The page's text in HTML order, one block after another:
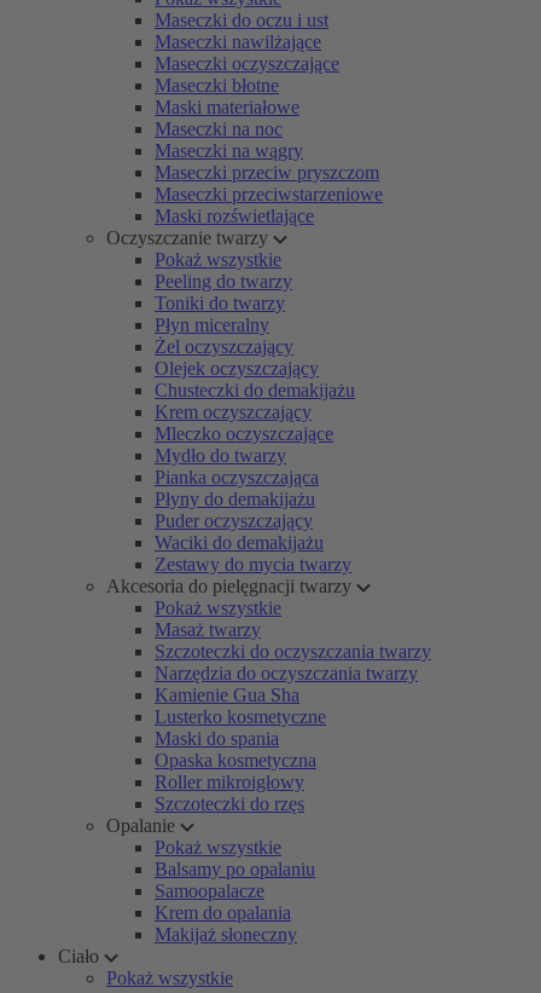
Maseczki do oczu i ust
Maseczki nawilżające
Maseczki oczyszczające
Maseczki błotne
Maski materiałowe
Maseczki na noc
Maseczki na wągry
Maseczki przeciw pryszczom
Maseczki przeciwstarzeniowe
Maski rozświetlające
Oczyszczanie twarzy
Pokaż wszystkie
Peeling do twarzy
Toniki do twarzy
Płyn miceralny
Żel oczyszczający
Olejek oczyszczający
Chusteczki do demakijażu
Krem oczyszczający
Mleczko oczyszczające
Mydło do twarzy
Pianka oczyszczająca
Płyny do demakijażu
Puder oczyszczający
Waciki do demakijażu
Zestawy do mycia twarzy
Akcesoria do pielęgnacji twarzy
Pokaż wszystkie
Masaż twarzy
Szczoteczki do oczyszczania twarzy
Narzędzia do oczyszczania twarzy
Kamienie Gua Sha
Lusterko kosmetyczne
Maski do spania
Opaska kosmetyczna
Roller mikroigłowy
Szczoteczki do rzęs
Opalanie
Pokaż wszystkie
Balsamy po opalaniu
Samoopalacze
Krem do opalania
Makijaż słoneczny
Ciało
Pokaż wszystkie